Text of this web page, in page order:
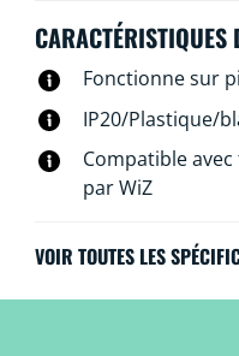
Fonctionne sur
IP20/Plastique/
Compatible
par WiZ
VOIR TOUTES LES